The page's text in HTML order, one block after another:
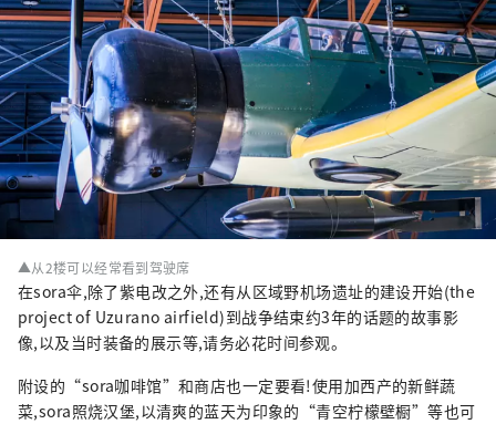
▲从2楼可以经常看到驾驶席
在sora伞,除了紫电改之外,还有从区域野机场遗址的建设开始(the
project of Uzurano airfield)到战争结束约3年的话题的故事影
像,以及当时装备的展示等,请务必花时间参观。
附设的“sora咖啡馆”和商店也一定要看!使用加西产的新鲜蔬
菜,sora照烧汉堡,以清爽的蓝天为印象的“青空柠檬壁橱”等也可